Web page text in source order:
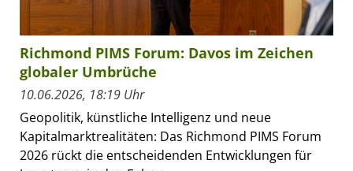
Richmond PIMS Forum: Davos im Zeichen
globaler Umbrüche
10.06.2026, 18:19 Uhr
Geopolitik, künstliche Intelligenz und neue
Kapitalmarktrealitäten: Das Richmond PIMS Forum
2026 rückt die entscheidenden Entwicklungen für